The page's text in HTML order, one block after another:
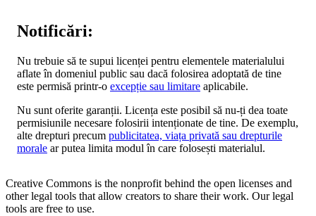
Notificări:
Nu trebuie să te supui licenței pentru elementele materialului
aflate în domeniul public sau dacă folosirea adoptată de tine
este permisă printr-o excepție sau limitare aplicabile.
Nu sunt oferite garanții. Licența este posibil să nu-ți dea toate
permisiunile necesare folosirii intenționate de tine. De exemplu,
alte drepturi precum publicitatea, viața privată sau drepturile
morale ar putea limita modul în care folosești materialul.
Creative Commons is the nonprofit behind the open licenses and
other legal tools that allow creators to share their work. Our legal
tools are free to use.